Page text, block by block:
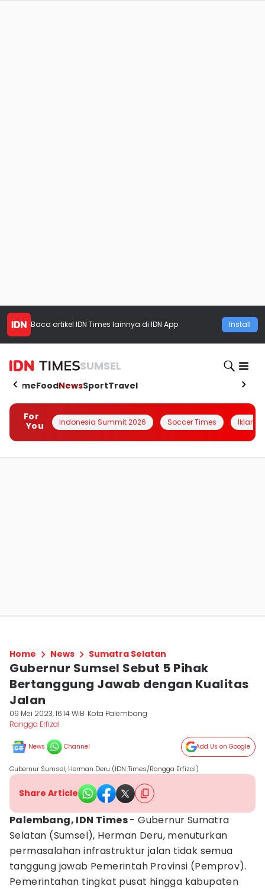
Baca artikel IDN Times lainnya di IDN App Install
SUMSEL
HomeFoodNewsSportTravel
For
You
Indonesia Summit 2026 Soccer Times Iklanin
Home News Sumatra Selatan
Gubernur Sumsel Sebut 5 Pihak
Bertanggung Jawab dengan Kualitas
Jalan
09 Mei 2023, 16:14 WIB Kota Palembang
Rangga Erfizal
News Channel Add Us on Google
Gubernur Sumsel, Herman Deru (IDN Times/Rangga Erfizal)
Share Article
Palembang, IDN Times- Gubernur Sumatra
Selatan (Sumsel), Herman Deru, menuturkan
permasalahan infrastruktur jalan tidak semua
tanggung jawab Pemerintah Provinsi (Pemprov).
Pemerintahan tingkat pusat hingga kabupaten